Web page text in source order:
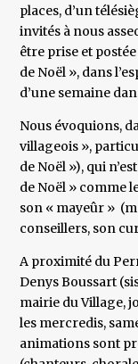
places, d’un
invités à nous
être prise et
de Noël », dans
d’une semaine
Nous évoquions,
villageois »,
de Noël »), qui
de Noël » comme
son « mayeûr »
conseillers, son
A proximité du
Denys Boussart
mairie du Village,
les mercredis,
animations sont